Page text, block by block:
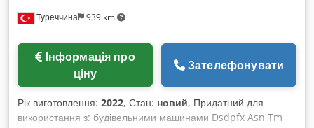
Туреччина 939 km
ціну
Зателефонувати
Рік виготовлення: 2022, Стан: новий, Придатний для
використання з: будівельними машинами Dsdpfx Asn Tm